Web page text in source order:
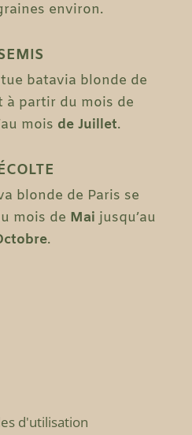
environ.
batavia blonde de
à partir du mois de
mois de Juillet.
blonde de Paris se
mois de Mai jusqu’au
.
d'utilisation